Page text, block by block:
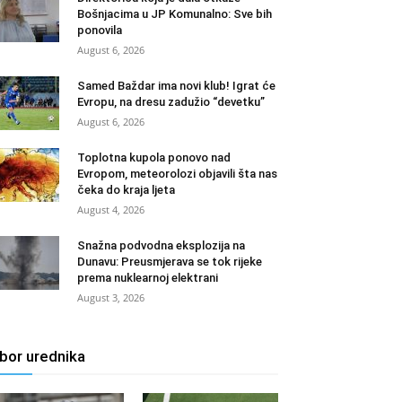
Bošnjacima u JP Komunalno: Sve bih
ponovila
August 6, 2026
Samed Baždar ima novi klub! Igrat će
Evropu, na dresu zadužio “devetku”
August 6, 2026
Toplotna kupola ponovo nad
Evropom, meteorolozi objavili šta nas
čeka do kraja ljeta
August 4, 2026
Snažna podvodna eksplozija na
Dunavu: Preusmjerava se tok rijeke
prema nuklearnoj elektrani
August 3, 2026
urednika